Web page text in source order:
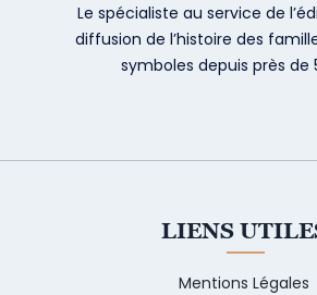
Le spécialiste au service de
diffusion de l’histoire des
symboles depuis près de
LIENS
Mentions Légales